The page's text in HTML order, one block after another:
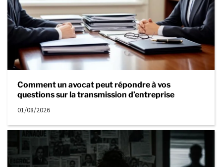
Comment un avocat peut répondre à vos
questions sur la transmission d’entreprise
01/08/2026